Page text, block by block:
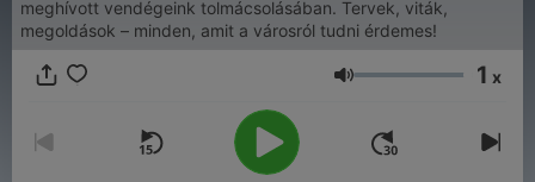
meghívott vendégeink tolmácsolásában. Tervek, viták,
megoldások – minden, amit a városról tudni érdemes!
Hangerő 1 x